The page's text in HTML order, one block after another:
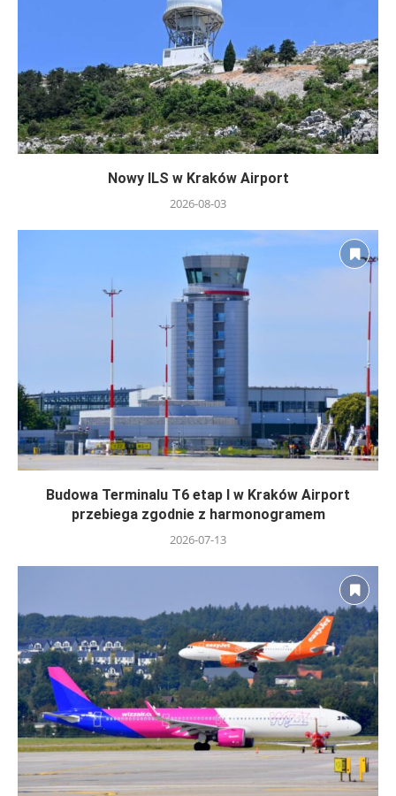
Nowy ILS w Kraków Airport
2026-08-03
Budowa Terminalu T6 etap I w Kraków Airport
przebiega zgodnie z harmonogramem
2026-07-13